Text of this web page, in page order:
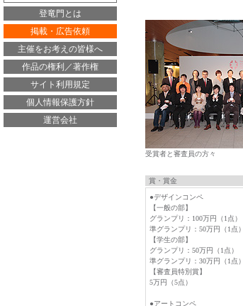
登竜門とは
掲載・広告依頼
主催をお考えの皆様へ
作品の権利／著作権
サイト利用規定
個人情報保護方針
運営会社
受賞者と審査員の方々
賞・賞金
●デザインコンペ
【一般の部】
グランプリ：100万円（1点）
準グランプリ：50万円（1点）
【学生の部】
グランプリ：50万円（1点）
準グランプリ：30万円（1点）
【審査員特別賞】
5万円（5点）
●アートコンペ